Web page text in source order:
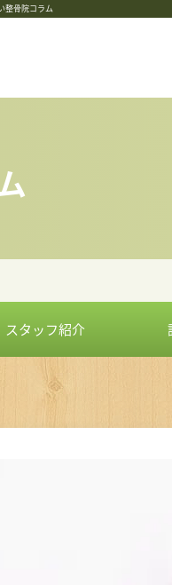
整骨院コラム
スタッフ紹介